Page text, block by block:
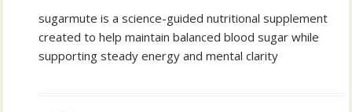
sugarmute is a science-guided nutritional supplement
created to help maintain balanced blood sugar while
supporting steady energy and mental clarity